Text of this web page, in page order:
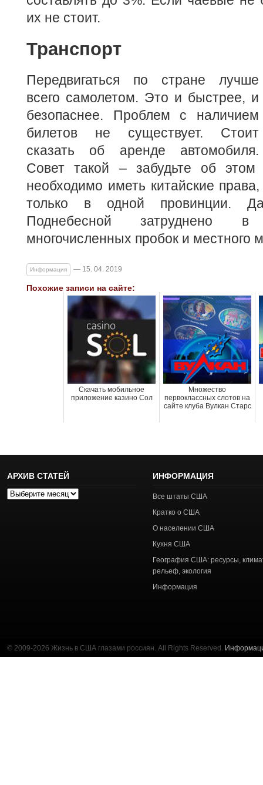
их не стоит.
Транспорт
Передвигаться по стране лучше
всего самолетом. Это и быстрее, и
безопаснее. Проблем с наличием
билетов не существует. Стоит
сказать об аренде автомобиля.
Совет такой – забудьте об этом
необходимо иметь китайские
только в одной провинции.
Поднебесной затруднено
многочисленных пробок и местного
Информация — 15. 04. 2019
Похожие записи на сайте:
Скачать мобильное
приложение казино Сол
Множество
первоклассных слотов на
сайте клуба Вулкан Старс
АРХИВ СТАТЕЙ
Архив
ИНФОРМАЦИЯ
Все штаты США
Кратко о США
О населении США
Кухня США
География США: ресурсы,
рельеф, экология
Информация
© 2009-2026 Жизнь в США глазами россиян. All Rights Reserved.